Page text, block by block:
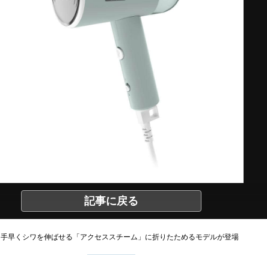
記事に戻る
手早くシワを伸ばせる「アクセススチーム」に折りたためるモデルが登場